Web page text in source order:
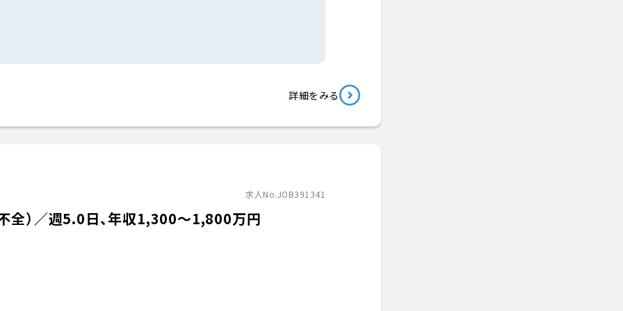
詳細をみる
求人No.JOB391341
全）／週5.0日、年収1,300〜1,800万円